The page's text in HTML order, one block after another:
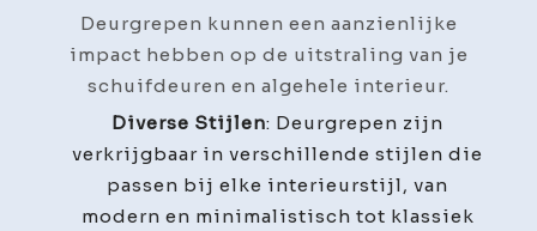
Deurgrepen kunnen een aanzienlijke
impact hebben op de uitstraling van je
schuifdeuren en algehele interieur.
Diverse Stijlen: Deurgrepen zijn
verkrijgbaar in verschillende stijlen die
passen bij elke interieurstijl, van
modern en minimalistisch tot klassiek